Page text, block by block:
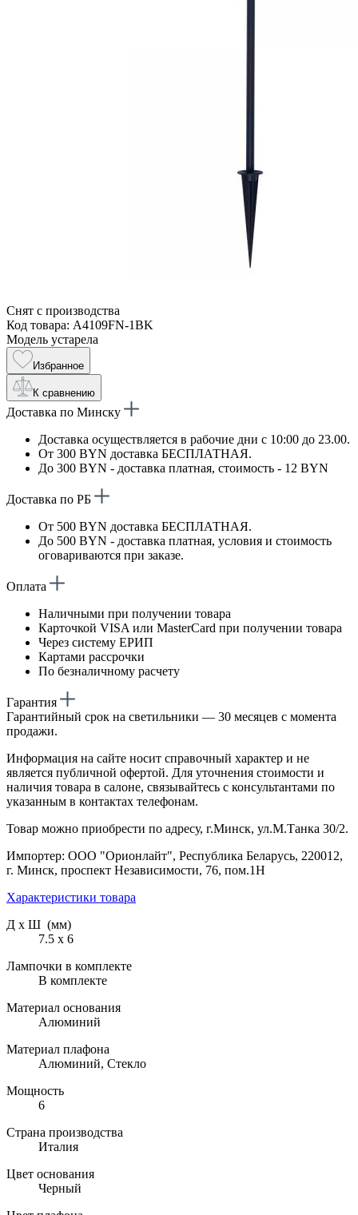
Снят с производства
Код товара: A4109FN-1BK
Модель устарела
Избранное
К сравнению
Доставка по Минску
Доставка осуществляется в рабочие дни с 10:00 до 23.00.
От 300 BYN доставка БЕСПЛАТНАЯ.
До 300 BYN - доставка платная, стоимость - 12 BYN
Доставка по РБ
От 500 BYN доставка БЕСПЛАТНАЯ.
До 500 BYN - доставка платная, условия и стоимость
оговариваются при заказе.
Оплата
Наличными при получении товара
Карточкой VISA или MasterCard при получении товара
Через систему ЕРИП
Картами рассрочки
По безналичному расчету
Гарантия
Гарантийный срок на светильники — 30 месяцев с момента
продажи.
Информация на сайте носит справочный характер и не
является публичной офертой. Для уточнения стоимости и
наличия товара в салоне, связывайтесь с консультантами по
указанным в контактах телефонам.
Товар можно приобрести по адресу, г.Минск, ул.М.Танка 30/2.
Импортер: ООО "Орионлайт", Республика Беларусь, 220012,
г. Минск, проспект Независимости, 76, пом.1Н
Характеристики товара
Д х Ш (мм)
7.5 х 6
Лампочки в комплекте
В комплекте
Материал основания
Алюминий
Материал плафона
Алюминий, Стекло
Мощность
6
Страна производства
Италия
Цвет основания
Черный